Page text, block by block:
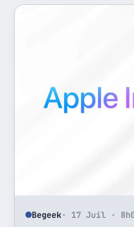
Begeek· 17 Juil ·